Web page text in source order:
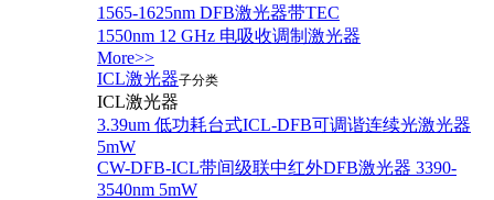
1565-1625nm DFB激光器带TEC
1550nm 12 GHz 电吸收调制激光器
More>>
ICL激光器子分类
ICL激光器
3.39um 低功耗台式ICL-DFB可调谐连续光激光器
5mW
CW-DFB-ICL带间级联中红外DFB激光器 3390-
3540nm 5mW